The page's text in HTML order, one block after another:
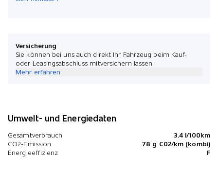
Versicherung
Sie können bei uns auch direkt Ihr Fahrzeug beim Kauf-
oder Leasingsabschluss mitversichern lassen.
Mehr erfahren
Umwelt- und Energiedaten
Gesamtverbrauch
3.4 l/100km
CO2-Emission
78 g C02/km (kombi)
Energieeffizienz
F